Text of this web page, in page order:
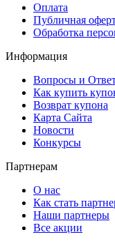
Оплата
Публичная
Обработка
Информация
Вопросы и
Как купить
Возврат купона
Карта Сайта
Новости
Конкурсы
Партнерам
О нас
Как стать
Наши партнеры
Все акции